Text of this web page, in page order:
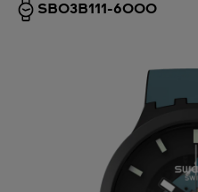
SB03B111-6000